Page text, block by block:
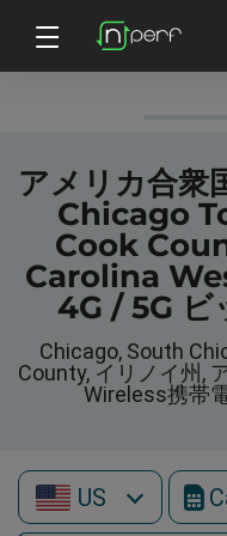
アメリカ合
Chicago
Cook
Carolina
4G / 5G ビ
Chicago, South
County, イリノイ州,
Wireless携帯
US